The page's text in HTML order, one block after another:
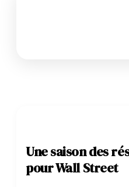
Une saison des
pour Wall Street